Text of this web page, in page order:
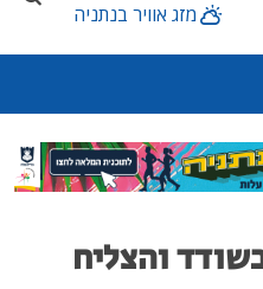
מזג אוויר בנתניה
והצליח